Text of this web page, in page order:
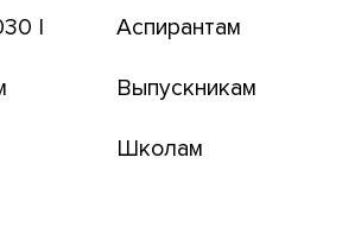
центр коллективного
научный путь
Приоритет 2030 | Аспирантам
Выпускникам
Школам